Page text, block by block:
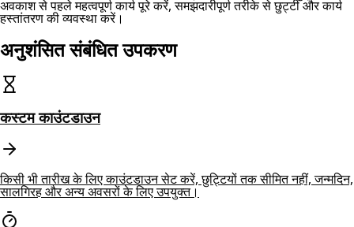
अवकाश से पहले महत्वपूर्ण कार्य पूरे करें, समझदारीपूर्ण तरीके से छुट्टी और कार्य
हस्तांतरण की व्यवस्था करें।
अनुशंसित संबंधित उपकरण
कस्टम काउंटडाउन
किसी भी तारीख के लिए काउंटडाउन सेट करें, छुट्टियों तक सीमित नहीं, जन्मदिन,
सालगिरह और अन्य अवसरों के लिए उपयुक्त।